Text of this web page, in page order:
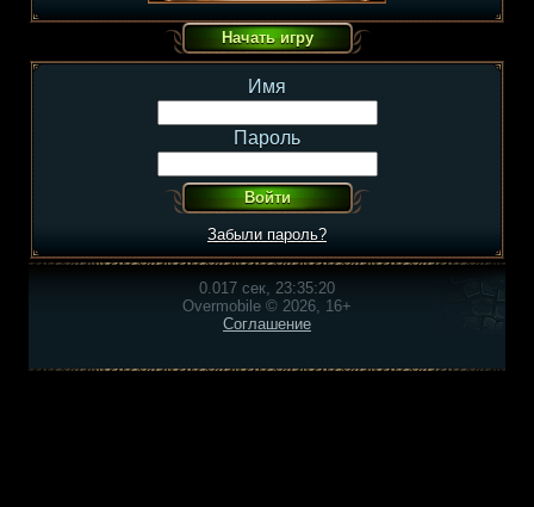
Имя
Пароль
Забыли пароль?
0.017 сек, 23:35:20
Overmobile © 2026, 16+
Соглашение